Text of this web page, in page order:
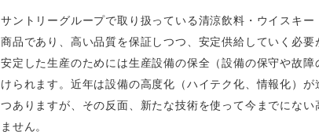
サントリーグループで取り扱っている清涼飲料・ウイスキー
商品であり、高い品質を保証しつつ、安定供給していく必要
安定した生産のためには生産設備の保全（設備の保守や故
けられます。近年は設備の高度化（ハイテク化、情報化）
つありますが、その反面、新たな技術を使って今までにな
ません。